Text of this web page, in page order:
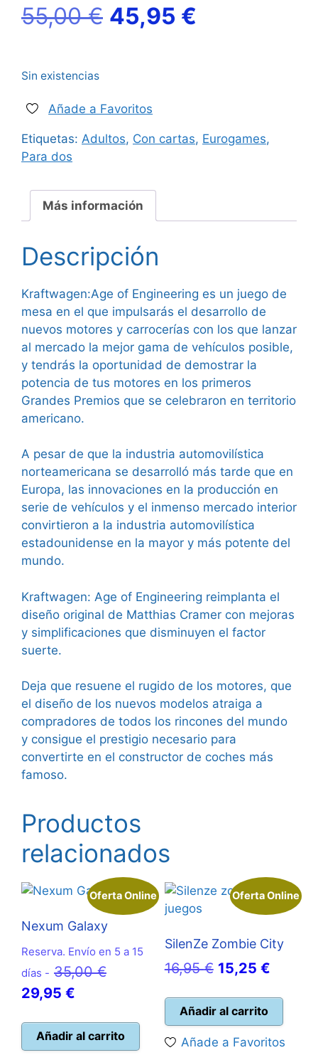
55,00€ El
era:
55,00 €.
45,95 €
45,95 €.
Sin existencias
Añade a Favoritos
Etiquetas: Adultos, Con cartas, Eurogames,
Para dos
Más información
Descripción
Kraftwagen:Age of Engineering es un juego de
mesa en el que impulsarás el desarrollo de
nuevos motores y carrocerías con los que lanzar
al mercado la mejor gama de vehículos posible,
y tendrás la oportunidad de demostrar la
potencia de tus motores en los primeros
Grandes Premios que se celebraron en territorio
americano.
A pesar de que la industria automovilística
norteamericana se desarrolló más tarde que en
Europa, las innovaciones en la producción en
serie de vehículos y el inmenso mercado interior
convirtieron a la industria automovilística
estadounidense en la mayor y más potente del
mundo.
Kraftwagen: Age of Engineering reimplanta el
diseño original de Matthias Cramer con mejoras
y simplificaciones que disminuyen el factor
suerte.
Deja que resuene el rugido de los motores, que
el diseño de los nuevos modelos atraiga a
compradores de todos los rincones del mundo
y consigue el prestigio necesario para
convertirte en el constructor de coches más
famoso.
Productos
relacionados
Oferta Online
Nexum Galaxy
Reserva. Envío en 5 a 15
días - 35,00€El
era:
29,95 €
actual
Añadir al carrito
Oferta Online
SilenZe Zombie City
16,95€ El
original
15,25 €El
Añadir al carrito
Añade a Favoritos